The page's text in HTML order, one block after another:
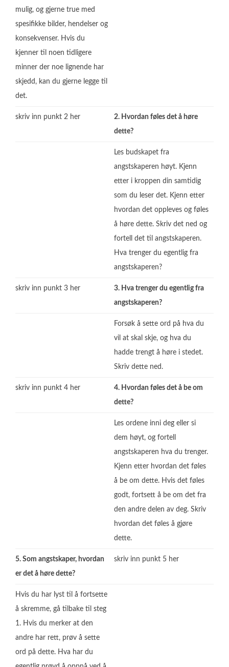
mulig, og gjerne true med
spesifikke bilder, hendelser og
konsekvenser. Hvis du
kjenner til noen tidligere
minner der noe lignende har
skjedd, kan du gjerne legge til
det.
skriv inn punkt 2 her
2. Hvordan føles det å høre
dette?
Les budskapet fra
angstskaperen høyt. Kjenn
etter i kroppen din samtidig
som du leser det. Kjenn etter
hvordan det oppleves og føles
å høre dette. Skriv det ned og
fortell det til angstskaperen.
Hva trenger du egentlig fra
angstskaperen?
skriv inn punkt 3 her
3. Hva trenger du egentlig fra
angstskaperen?
Forsøk å sette ord på hva du
vil at skal skje, og hva du
hadde trengt å høre i stedet.
Skriv dette ned.
skriv inn punkt 4 her
4. Hvordan føles det å be om
dette?
Les ordene inni deg eller si
dem høyt, og fortell
angstskaperen hva du trenger.
Kjenn etter hvordan det føles
å be om dette. Hvis det føles
godt, fortsett å be om det fra
den andre delen av deg. Skriv
hvordan det føles å gjøre
dette.
5. Som angstskaper, hvordan
er det å høre dette?
skriv inn punkt 5 her
Hvis du har lyst til å fortsette
å skremme, gå tilbake til steg
1. Hvis du merker at den
andre har rett, prøv å sette
ord på dette. Hva har du